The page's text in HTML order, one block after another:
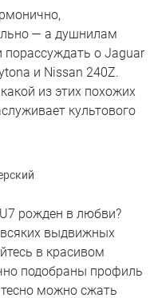
— а душнилам
порассуждать о Jaguar
и Nissan 240Z.
из этих похожих
культового
рожден в любви?
выдвижных
в красивом
подобраны профиль
можно сжать